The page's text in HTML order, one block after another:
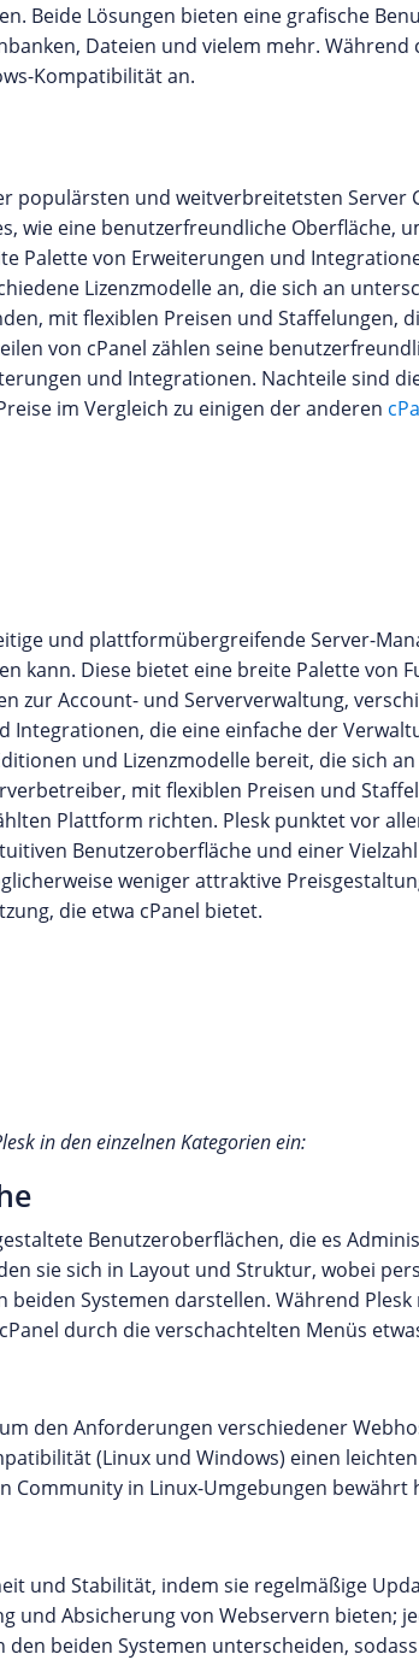
Beide Lösungen bieten eine grafische
Dateien und vielem mehr. Während
Kompatibilität an.
populärsten und weitverbreitetsten Server
wie eine benutzerfreundliche Oberfläche,
Palette von Erweiterungen und
Lizenzmodelle an, die sich an
mit flexiblen Preisen und Staffelungen,
von cPanel zählen seine
und Integrationen. Nachteile sind
im Vergleich zu einigen der anderen
und plattformübergreifende Server-
kann. Diese bietet eine breite Palette von
zur Account- und Serververwaltung,
die eine einfache der
und Lizenzmodelle bereit, die sich
mit flexiblen Preisen und
Plattform richten. Plesk punktet vor
Benutzeroberfläche und einer
weniger attraktive
die etwa cPanel bietet.
in den einzelnen Kategorien ein:
Benutzeroberflächen, die es
sie sich in Layout und Struktur, wobei
Systemen darstellen. Während
durch die verschachtelten Menüs
den Anforderungen verschiedener
(Linux und Windows) einen
Community in Linux-Umgebungen bewährt
und Stabilität, indem sie regelmäßige
Absicherung von Webservern bieten;
beiden Systemen unterscheiden,